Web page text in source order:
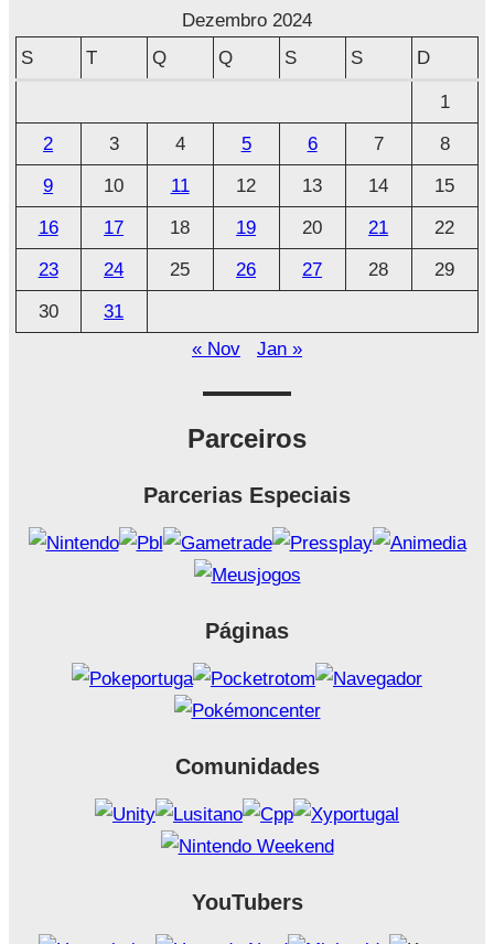
v
o
Dezembro 2024
S
T Q Q S S D
1
2
3 4 5 6 7
8
9
10 11 12 13 14
15
16
17 18 19 20 21
22
23
24 25 26 27 28
29
30
31
« Nov
Jan »
Parceiros
Parcerias Especiais
Páginas
Comunidades
YouTubers